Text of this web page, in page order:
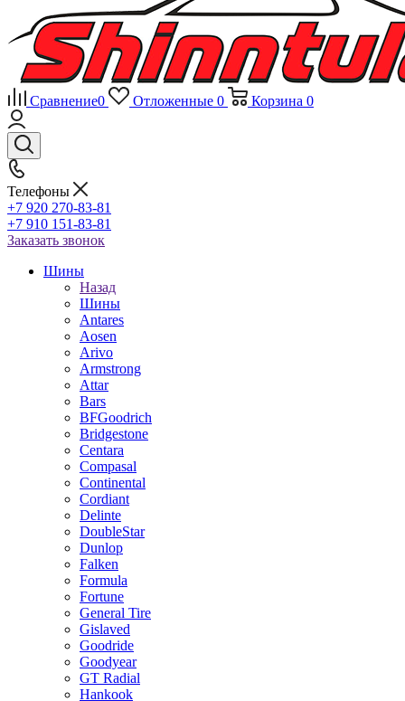
Сравнение0 Отложенные 0 Корзина 0
Телефоны
+7 920 270-83-81
+7 910 151-83-81
Заказать звонок
Шины
Назад
Шины
Antares
Aosen
Arivo
Armstrong
Attar
Bars
BFGoodrich
Bridgestone
Centara
Compasal
Continental
Cordiant
Delinte
DoubleStar
Dunlop
Falken
Formula
Fortune
General Tire
Gislaved
Goodride
Goodyear
GT Radial
Hankook